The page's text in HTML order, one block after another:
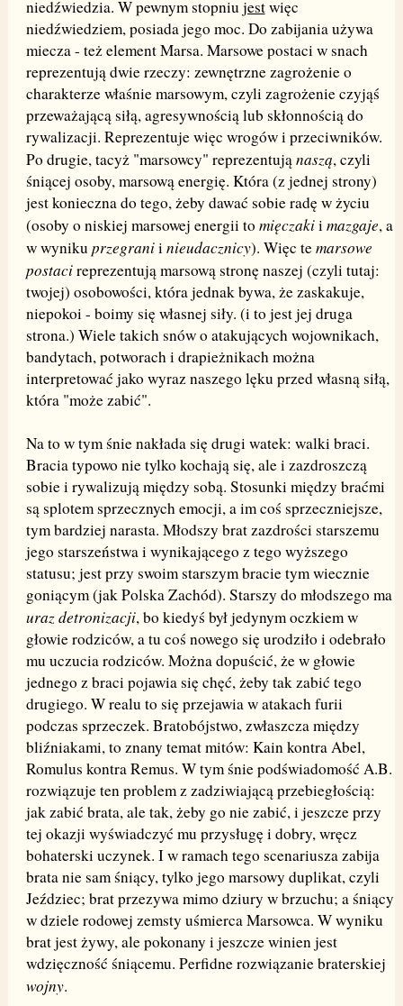
niedźwiedzia. W pewnym stopniu jestwięc
niedźwiedziem, posiada jego moc. Do zabijania używa
miecza - też element Marsa. Marsowe postaci w snach
reprezentują dwie rzeczy: zewnętrzne zagrożenie o
charakterze właśnie marsowym, czyli zagrożenie czyjąś
przeważającą siłą, agresywnością lub skłonnością do
rywalizacji. Reprezentuje więc wrogów i przeciwników.
Po drugie, tacyż "marsowcy" reprezentująnaszą, czyli
śniącej osoby, marsową energię. Która (z jednej strony)
jest konieczna do tego, żeby dawać sobie radę w życiu
(osoby o niskiej marsowej energii to mięczakiimazgaje, a
w wyniku przegraniinieudacznicy). Więc temarsowe
postacireprezentują marsową stronę naszej (czyli tutaj:
twojej) osobowości, która jednak bywa, że zaskakuje,
niepokoi - boimy się własnej siły. (i to jest jej druga
strona.) Wiele takich snów o atakujących wojownikach,
bandytach, potworach i drapieżnikach można
interpretować jako wyraz naszego lęku przed własną siłą,
która "może zabić".
Na to w tym śnie nakłada się drugi watek: walki braci.
Bracia typowo nie tylko kochają się, ale i zazdroszczą
sobie i rywalizują między sobą. Stosunki między braćmi
są splotem sprzecznych emocji, a im coś sprzeczniejsze,
tym bardziej narasta. Młodszy brat zazdrości starszemu
jego starszeństwa i wynikającego z tego wyższego
statusu; jest przy swoim starszym bracie tym wiecznie
goniącym (jak Polska Zachód). Starszy do młodszego ma
uraz detronizacji, bo kiedyś był jedynym oczkiem w
głowie rodziców, a tu coś nowego się urodziło i odebrało
mu uczucia rodziców. Można dopuścić, że w głowie
jednego z braci pojawia się chęć, żeby tak zabić tego
drugiego. W realu to się przejawia w atakach furii
podczas sprzeczek. Bratobójstwo, zwłaszcza między
bliźniakami, to znany temat mitów: Kain kontra Abel,
Romulus kontra Remus. W tym śnie podświadomość A.B.
rozwiązuje ten problem z zadziwiającą przebiegłością:
jak zabić brata, ale tak, żeby go nie zabić, i jeszcze przy
tej okazji wyświadczyć mu przysługę i dobry, wręcz
bohaterski uczynek. I w ramach tego scenariusza zabija
brata nie sam śniący, tylko jego marsowy duplikat, czyli
Jeździec; brat przezywa mimo dziury w brzuchu; a śniący
w dziele rodowej zemsty uśmierca Marsowca. W wyniku
brat jest żywy, ale pokonany i jeszcze winien jest
wdzięczność śniącemu. Perfidne rozwiązanie braterskiej
wojny.